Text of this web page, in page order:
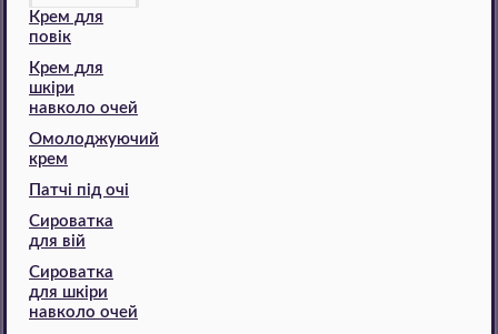
Крем для
повік
Крем для
шкіри
навколо очей
Омолоджуючий
крем
Патчі під очі
Сироватка
для вій
Сироватка
для шкіри
навколо очей